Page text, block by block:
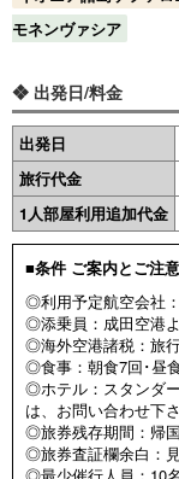
モネンヴァシア
❖ 出発日/料金
出発日
旅行代金
1人部屋利用追加代金
■条件 ご案内とご注意
◎利用予定航空会社
◎添乗員：成田空港
◎海外空港諸税：旅
◎食事：朝食7回･昼
◎ホテル：スタンダ
は、お問い合わせ下さ
◎旅券残存期間：帰
◎旅券査証欄余白：